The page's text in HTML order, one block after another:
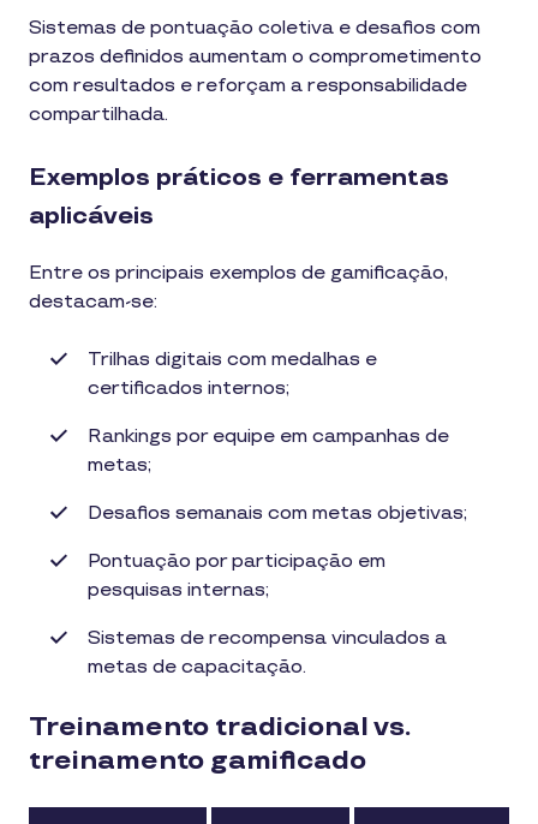
Sistemas de pontuação coletiva e desafios com
prazos definidos aumentam o comprometimento
com resultados e reforçam a responsabilidade
compartilhada.
Exemplos práticos e ferramentas
aplicáveis
Entre os principais exemplos de gamificação,
destacam-se:
Trilhas digitais com medalhas e
certificados internos;
Rankings por equipe em campanhas de
metas;
Desafios semanais com metas objetivas;
Pontuação por participação em
pesquisas internas;
Sistemas de recompensa vinculados a
metas de capacitação.
Treinamento tradicional vs.
treinamento gamificado